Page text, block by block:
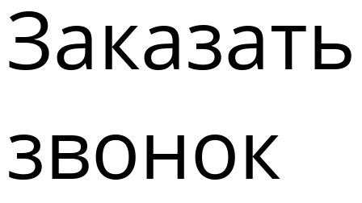
Заказать
звонок